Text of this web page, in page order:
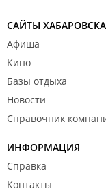
САЙТЫ ХАБАРОВСКА
Афиша
Кино
Базы отдыха
Новости
Справочник
ИНФОРМАЦИЯ
Справка
Контакты